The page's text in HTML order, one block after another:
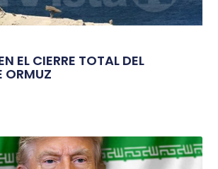
EL CIERRE TOTAL DEL
ORMUZ